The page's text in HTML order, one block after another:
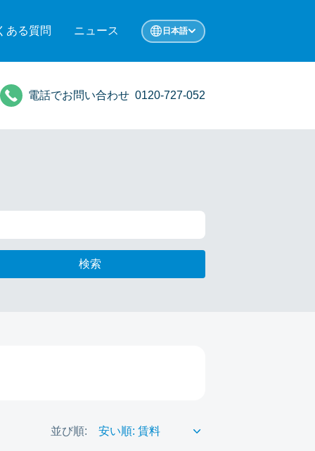
ある質問 ニュース 日本語
電話でお問い合わせ 0120-727-052
検索
並び順: